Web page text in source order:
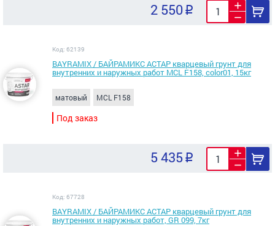
2 550
Код: 62139
BAYRAMIX / БАЙРАМИКС АСТАР кварцевый грунт для
внутренних и наружных работ MCL F158, color01, 15кг
матовый MCL F158
Под заказ
5 435
Код: 67728
BAYRAMIX / БАЙРАМИКС АСТАР кварцевый грунт для
внутренних и наружных работ, GR 099, 7кг